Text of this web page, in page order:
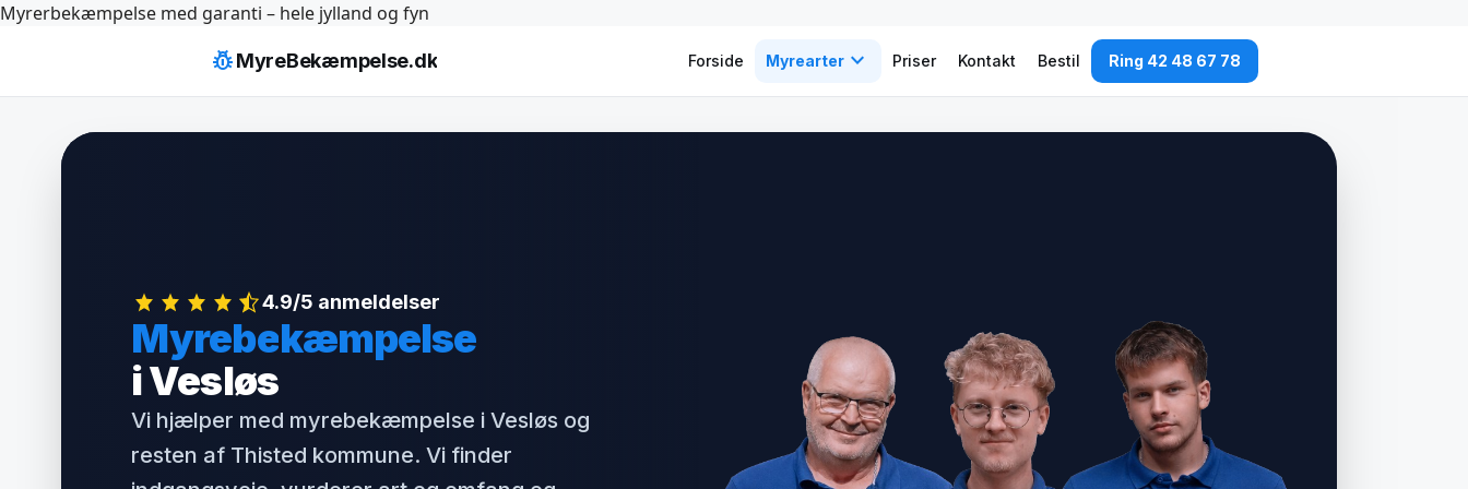
Hop
Myrerbekæmpelse med garanti – hele jylland og fyn
pest_controlMyreBekæmpelse.dk Forside Myrearter expand_more Priser Kontakt Bestil Ring 42 48 67 78
4.9/5 anmeldelser
Myrebekæmpelse
i Vesløs
Vi hjælper med myrebekæmpelse i Vesløs og
resten af Thisted kommune. Vi finder